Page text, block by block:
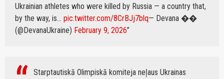
Ukrainian athletes who were killed by Russia — a country that,
by the way, is… pic.twitter.com/8CrBJj7blq— Devana ��
(@DevanaUkraine) February 9, 2026
Starptautiskā Olimpiskā komiteja neļaus Ukrainas